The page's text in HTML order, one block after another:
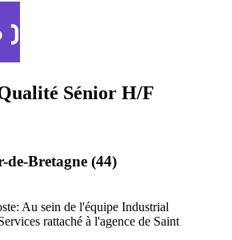
Sénior H/F
de-Bretagne (44)
Au sein de l'équipe Industrial
rattaché à l'agence de Saint